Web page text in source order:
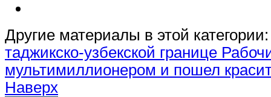
Другие материалы в этой категории:
таджикско-узбекской границе
мультимиллионером и пошел
Наверх